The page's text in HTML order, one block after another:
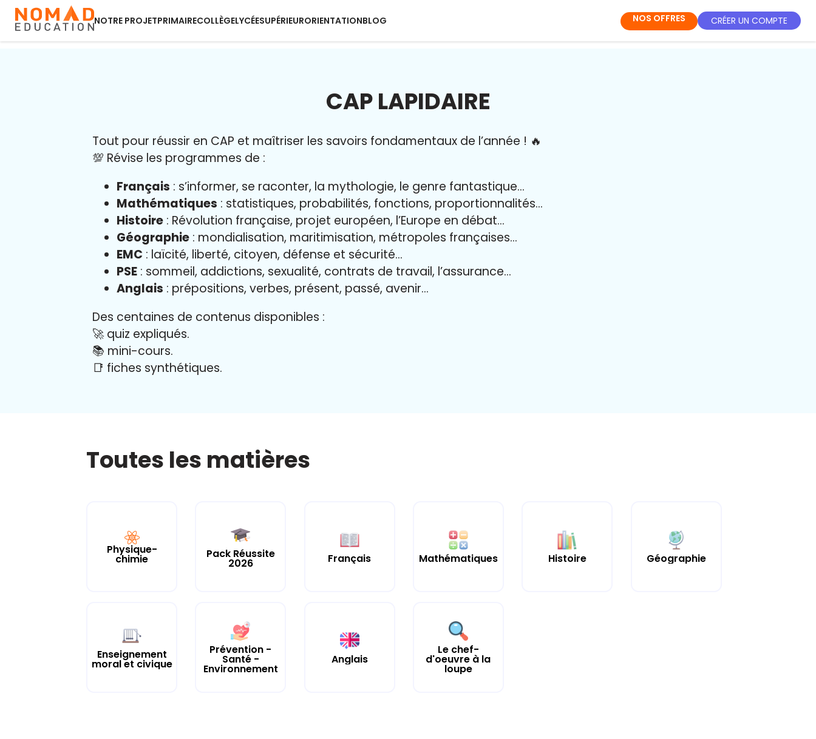
NOTRE PROJETPRIMAIRECOLLÈGELYCÉESUPÉRIEURORIENTATIONBLOG NOS OFFRES CRÉER UN COMPTE
CAP LAPIDAIRE
Tout pour réussir en CAP et maîtriser les savoirs fondamentaux de l’année ! 🔥
💯 Révise les programmes de :
Français : s’informer, se raconter, la mythologie, le genre fantastique…
Mathématiques : statistiques, probabilités, fonctions, proportionnalités…
Histoire : Révolution française, projet européen, l’Europe en débat…
Géographie : mondialisation, maritimisation, métropoles françaises…
EMC : laïcité, liberté, citoyen, défense et sécurité…
PSE : sommeil, addictions, sexualité, contrats de travail, l’assurance…
Anglais : prépositions, verbes, présent, passé, avenir…
Des centaines de contenus disponibles :
🚀 quiz expliqués.
📚 mini-cours.
📑 fiches synthétiques.
Toutes les matières
Physique-
chimie Pack Réussite
2026 Français Mathématiques Histoire Géographie
Enseignement
moral et civique
Prévention -
Santé -
Environnement
Anglais
Le chef-
d'oeuvre à la
loupe